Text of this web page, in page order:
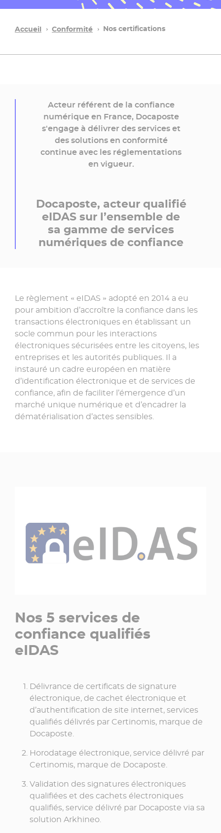
Accueil Conformité Nos certifications
Acteur référent de la confiance
numérique en France, Docaposte
s'engage à délivrer des services et
des solutions en conformité
continue avec les réglementations
en vigueur.
Docaposte, acteur qualifié
eIDAS sur l’ensemble de
sa gamme de services
numériques de confiance
Le règlement « eIDAS » adopté en 2014 a eu
pour ambition d’accroître la confiance dans les
transactions électroniques en établissant un
socle commun pour les interactions
électroniques sécurisées entre les citoyens, les
entreprises et les autorités publiques. Il a
instauré un cadre européen en matière
d’identification électronique et de services de
confiance, afin de faciliter l’émergence d’un
marché unique numérique et d’encadrer la
dématérialisation d’actes sensibles.
Nos 5 services de
confiance qualifiés
eIDAS
Délivrance de certificats de signature
électronique, de cachet électronique et
d’authentification de site internet, services
qualifiés délivrés par Certinomis, marque de
Docaposte.
Horodatage électronique, service délivré par
Certinomis, marque de Docaposte.
Validation des signatures électroniques
qualifiées et des cachets électroniques
qualifiés, service délivré par Docaposte via sa
solution Arkhineo.